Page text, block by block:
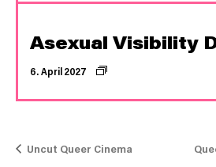
Asexual Visibility
6. April 2027
Uncut Queer Cinema